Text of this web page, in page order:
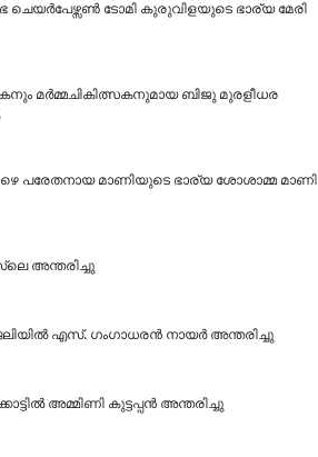
ടോമി കുരുവിളയുടെ ഭാര്യ മേരി
മർമ്മചികിത്സകനുമായ ബിജു മുരളീധര
പരേതനായ മാണിയുടെ ഭാര്യ ശോശാമ്മ മാണി
അന്തരിച്ചു
എസ്. ഗംഗാധരൻ നായർ അന്തരിച്ചു
അമ്മിണി കുട്ടപ്പന്‍ അന്തരിച്ചു